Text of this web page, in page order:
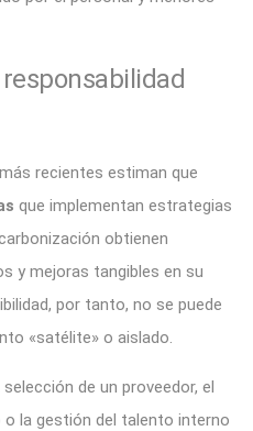
recientes estiman que
que implementan estrategias
obtienen
y mejoras tangibles en su
por tanto, no se puede
«satélite» o aislado.
de un proveedor, el
la gestión del talento interno